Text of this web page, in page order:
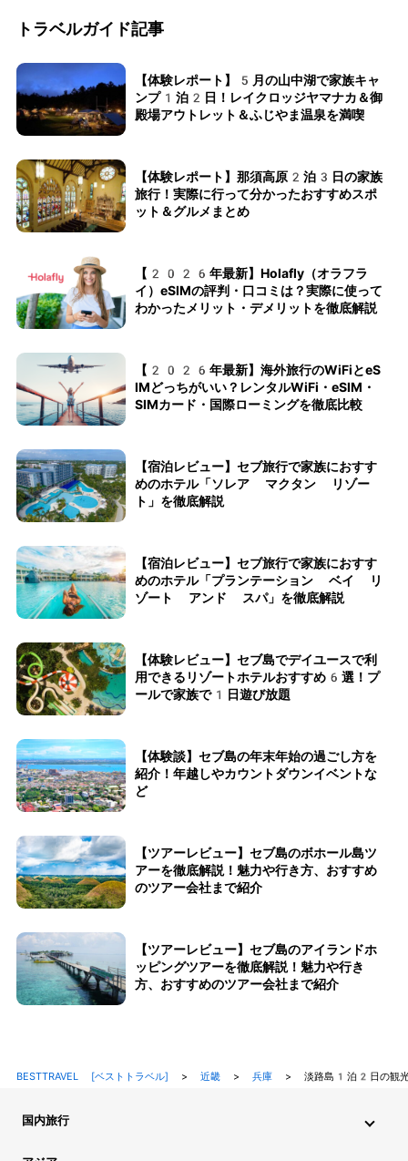
トラベルガイド記事
【体験レポート】5月の山中湖で家族キャ
ンプ1泊2日！レイクロッジヤマナカ＆御
殿場アウトレット＆ふじやま温泉を満喫
【体験レポート】那須高原2泊3日の家族
旅行！実際に行って分かったおすすめスポ
ット＆グルメまとめ
【2026年最新】Holafly（オラフラ
イ）eSIMの評判・口コミは？実際に使って
わかったメリット・デメリットを徹底解説
【2026年最新】海外旅行のWiFiとeS
IMどっちがいい？レンタルWiFi・eSIM・
SIMカード・国際ローミングを徹底比較
【宿泊レビュー】セブ旅行で家族におすす
めのホテル「ソレア マクタン リゾー
ト」を徹底解説
【宿泊レビュー】セブ旅行で家族におすす
めのホテル「プランテーション ベイ リ
ゾート アンド スパ」を徹底解説
【体験レビュー】セブ島でデイユースで利
用できるリゾートホテルおすすめ6選！プ
ールで家族で1日遊び放題
【体験談】セブ島の年末年始の過ごし方を
紹介！年越しやカウントダウンイベントな
ど
【ツアーレビュー】セブ島のボホール島ツ
アーを徹底解説！魅力や行き方、おすすめ
のツアー会社まで紹介
【ツアーレビュー】セブ島のアイランドホ
ッピングツアーを徹底解説！魅力や行き
方、おすすめのツアー会社まで紹介
BESTTRAVEL [ベストトラベル] > 近畿> 兵庫> 淡路島1泊2日の観光
国内旅行